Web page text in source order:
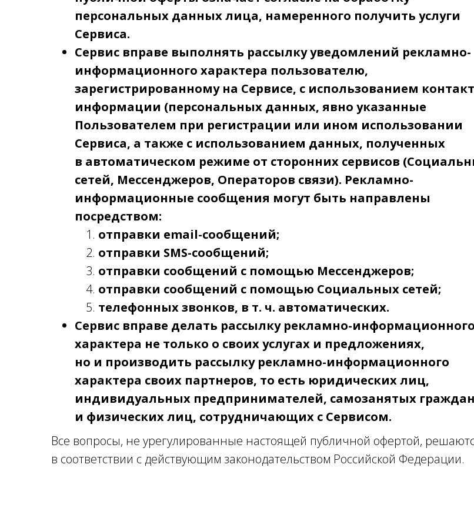
персональных данных лица, намеренного получить услуги
Сервиса.
Сервис вправе выполнять рассылку уведомлений рекламно-
информационного характера пользователю,
зарегистрированному на Сервисе, с использованием
информации (персональных данных, явно указанные
Пользователем при регистрации или ином использовании
Сервиса, а также с использованием данных, полученных
в автоматическом режиме от сторонних сервисов
сетей, Мессенджеров, Операторов связи). Рекламно-
информационные сообщения могут быть направлены
посредством:
отправки email-сообщений;
отправки SMS-сообщений;
отправки сообщений с помощью Мессенджеров;
отправки сообщений с помощью Социальных сетей;
телефонных звонков, в т. ч. автоматических.
Сервис вправе делать рассылку рекламно-информационного
характера не только о своих услугах и предложениях,
но и производить рассылку рекламно-информационного
характера своих партнеров, то есть юридических лиц,
индивидуальных предпринимателей, самозанятых граждан
и физических лиц, сотрудничающих с Сервисом.
Все вопросы, не урегулированные настоящей публичной офертой,
в соответствии с действующим законодательством Российской Федерации.